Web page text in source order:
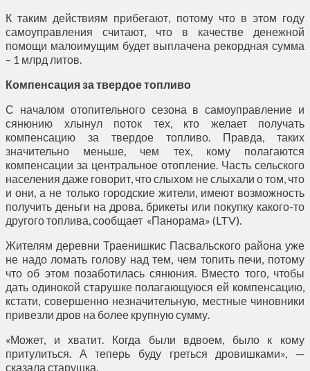
К таким действиям прибегают, потому что в этом году
самоуправления считают, что в качестве денежной
помощи малоимущим будет выплачена рекордная сумма
– 1 млрд литов.
Компенсация за твердое топливо
С началом отопительного сезона в самоуправление и
сянюнию хлынул поток тех, кто желает получать
компенсацию за твердое топливо. Правда, таких
значительно меньше, чем тех, кому полагаются
компенсации за центральное отопление. Часть сельского
населения даже говорит, что слыхом не слыхали о том, что
и они, а не только городские жители, имеют возможность
получить деньги на дрова, брикеты или покупку какого-то
другого топлива, сообщает «Панорама» (LTV).
Жителям деревни Траенишкис Пасвальского района уже
не надо ломать голову над тем, чем топить печи, потому
что об этом позаботилась сянюния. Вместо того, чтобы
дать одинокой старушке полагающуюся ей компенсацию,
кстати, совершенно незначительную, местные чиновники
привезли дров на более крупную сумму.
«Может, и хватит. Когда были вдвоем, было к кому
притулиться. А теперь буду греться дровишками», —
сказала старушка.